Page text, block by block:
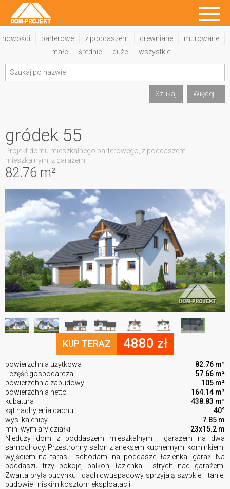
nowości parterowe z poddaszem drewniane
murowane
małe
średnie duże wszystkie
Szukaj Więcej...
82.76 m²
gródek 55
Projekt domu mieszkalnego parterowego, z poddaszem
mieszkalnym, z garażem.
KUP TERAZ 4880 zł
powierzchnia użytkowa
82.76 m²
+część gospodarcza
57.66 m²
powierzchnia zabudowy
105 m²
powierzchnia netto
164.14 m²
kubatura
438.83 m³
kąt nachylenia dachu
40°
wys. kalenicy
7.85 m
min. wymiary działki
23x15.2 m
Nieduży dom z poddaszem mieszkalnym i garażem na dwa
samochody. Przestronny salon z aneksem kuchennym, kominkiem,
wyjściem na taras i schodami na poddasze, łazienka, garaż. Na
poddaszu trzy pokoje, balkon, łazienka i strych nad garażem.
Zwarta bryła budynku i dach dwuspadowy sprzyjają szybkiej i taniej
budowie i niskim kosztom eksploatacji.